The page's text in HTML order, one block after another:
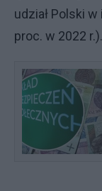
udział Polski
proc. w 2022 r.).